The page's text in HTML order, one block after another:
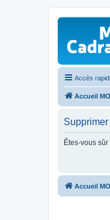
Accès
Accueil
Êtes-vous
Accueil